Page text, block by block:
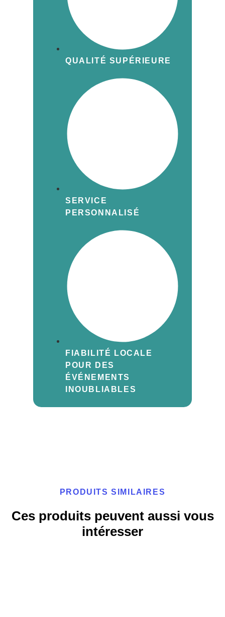
QUALITÉ SUPÉRIEURE
SERVICE
PERSONNALISÉ
FIABILITÉ LOCALE
POUR DES
ÉVÉNEMENTS
INOUBLIABLES
PRODUITS SIMILAIRES
Ces produits peuvent aussi vous
intéresser